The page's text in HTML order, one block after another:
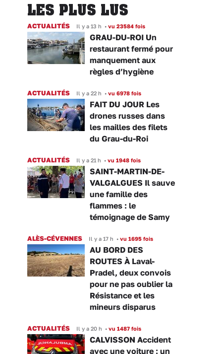
LES PLUS LUS
ACTUALITÉS Il y a 13 h • vu 23584 fois
GRAU-DU-ROI Un
restaurant fermé pour
manquement aux
règles d’hygiène
ACTUALITÉS Il y a 22 h • vu 6978 fois
FAIT DU JOUR Les
drones russes dans
les mailles des filets
du Grau-du-Roi
ACTUALITÉS Il y a 21 h • vu 1948 fois
SAINT-MARTIN-DE-
VALGALGUES Il sauve
une famille des
flammes : le
témoignage de Samy
ALÈS-CÉVENNES Il y a 17 h • vu 1695 fois
AU BORD DES
ROUTES À Laval-
Pradel, deux convois
pour ne pas oublier la
Résistance et les
mineurs disparus
ACTUALITÉS Il y a 20 h • vu 1487 fois
CALVISSON Accident
avec une voiture : un